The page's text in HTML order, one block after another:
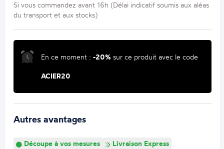
Si vous commandez avant 16h (Délai indicatif soumis aux aléas
du transport et aux stocks)
En ce moment :-20% sur ce produit avec le code
ACIER20
Autres avantages
Découpe à vos mesures
Livraison Express